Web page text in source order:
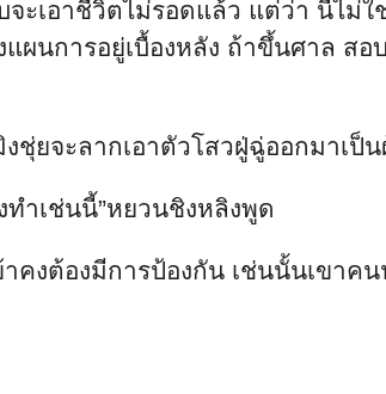
ะเอาชีวิตไม่รอดแล้ว แต่ว่า นี่ไม่
ผนการอยู่เบื้องหลัง ถ้าขึ้นศาล ส
ชุ่ยจะลากเอาตัวโสวฝู่ฉู่ออกมาเป็
ทำเช่นนี้”หยวนชิงหลิงพูด
งต้องมีการป้องกัน เช่นนั้นเขาค